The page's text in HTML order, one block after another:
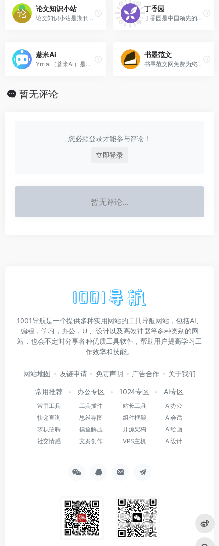
论文知识小站
论文知识小站是期刊论文咨询服务平台，提供著作出版、SCI、EI期刊等国际期刊咨询服务，职称晋升、留学、提升国际学术影响力，需要学术会议、学术论文、职称晋升提供一对一指导服务。
丁香园
丁香园是中国领先的数字医疗...
薏米Ai
‌Ymiai（薏米Ai）‌是一款人工智能创作平台，它汇集了GPT-4、Claude 3、文心一言4.0等先进的大语言模型，能够在几秒内帮助用户快速生成纯原创的文章、年终总结、小红书文案、论文、分镜头脚本、视频口播稿等多种内容。Ymiai提供了国际站和国内站供用户选择体验使用，旨在为用户提供极具创造力和便利性的AI体验。
书墨范文
书墨范文网免费为您提供心得体会,工作总结,演讲稿,范文大全等写作模板
暂无评论
您必须登录才能参与评论！
立即登录
暂无评论...
1001导航是一个提供多种实用网站的工具导航网站，包括AI、
编程，学习，办公，UI、设计以及高效神器等多种类别的网
站，也会不定时分享各种优质工具软件，帮助用户提高学习工
作效率和技能。
网站地图 友链申请 免责声明 广告合作 关于我们
常用推荐
常用工具
快递查询
求职招聘
社交情感
办公专区
工具插件
思维导图
摸鱼解压
文案创作
1024专区
站长工具
组件框架
开源架构
VPS主机
AI专区
AI办公
AI会话
AI绘画
AI设计